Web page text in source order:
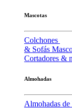
Mascotas
Colchones
& Sofás
Cortadores &
Almohadas
Almohadas de